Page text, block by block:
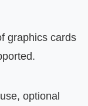
graphics cards
optional